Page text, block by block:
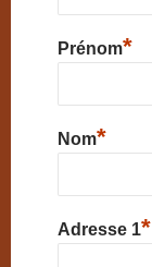
Prénom*
Nom*
Adresse 1*